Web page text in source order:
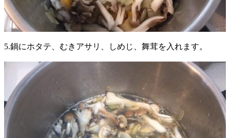
5.鍋にホタテ、むきアサリ、しめじ、舞茸を入れます。